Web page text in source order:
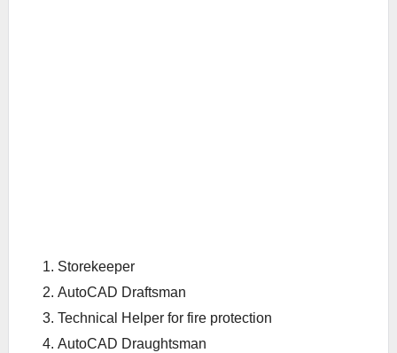
Storekeeper
AutoCAD Draftsman
Technical Helper for fire protection
AutoCAD Draughtsman